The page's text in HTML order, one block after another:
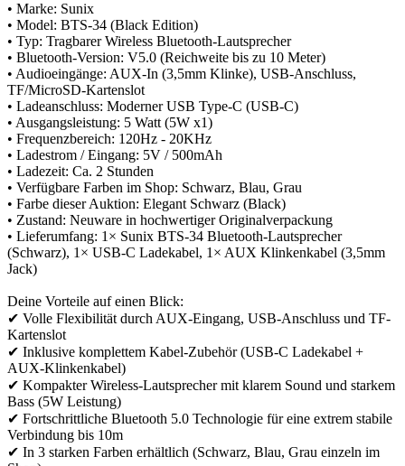
• Marke: Sunix
• Model: BTS-34 (Black Edition)
• Typ: Tragbarer Wireless Bluetooth-Lautsprecher
• Bluetooth-Version: V5.0 (Reichweite bis zu 10 Meter)
• Audioeingänge: AUX-In (3,5mm Klinke), USB-Anschluss,
TF/MicroSD-Kartenslot
• Ladeanschluss: Moderner USB Type-C (USB-C)
• Ausgangsleistung: 5 Watt (5W x1)
• Frequenzbereich: 120Hz - 20KHz
• Ladestrom / Eingang: 5V / 500mAh
• Ladezeit: Ca. 2 Stunden
• Verfügbare Farben im Shop: Schwarz, Blau, Grau
• Farbe dieser Auktion: Elegant Schwarz (Black)
• Zustand: Neuware in hochwertiger Originalverpackung
• Lieferumfang: 1× Sunix BTS-34 Bluetooth-Lautsprecher
(Schwarz), 1× USB-C Ladekabel, 1× AUX Klinkenkabel (3,5mm
Jack)
Deine Vorteile auf einen Blick:
✔ Volle Flexibilität durch AUX-Eingang, USB-Anschluss und TF-
Kartenslot
✔ Inklusive komplettem Kabel-Zubehör (USB-C Ladekabel +
AUX-Klinkenkabel)
✔ Kompakter Wireless-Lautsprecher mit klarem Sound und starkem
Bass (5W Leistung)
✔ Fortschrittliche Bluetooth 5.0 Technologie für eine extrem stabile
Verbindung bis 10m
✔ In 3 starken Farben erhältlich (Schwarz, Blau, Grau einzeln im